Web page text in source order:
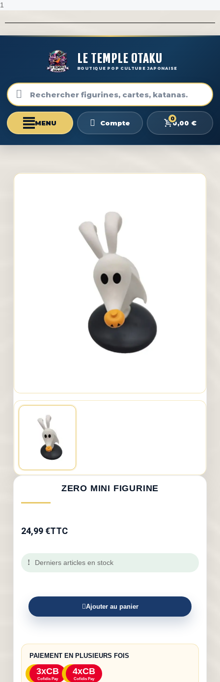
1
LE TEMPLE OTAKU
BOUTIQUE POP CULTURE JAPONAISE
Compte
0
0,00 €
ZERO MINI FIGURINE
24,99 €TTC
Derniers articles en stock
Ajouter au panier
PAIEMENT EN PLUSIEURS FOIS
3xCB
Cofidis Pay
4xCB
Cofidis Pay